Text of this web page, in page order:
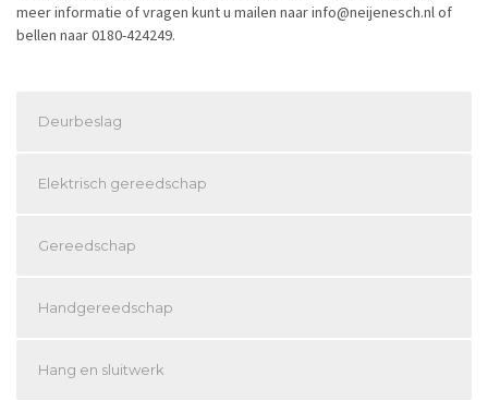
meer informatie of vragen kunt u mailen naar info@neijenesch.nl of
bellen naar 0180-424249.
Deurbeslag
Elektrisch gereedschap
Gereedschap
Handgereedschap
Hang en sluitwerk